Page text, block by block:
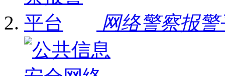
网络警察报警